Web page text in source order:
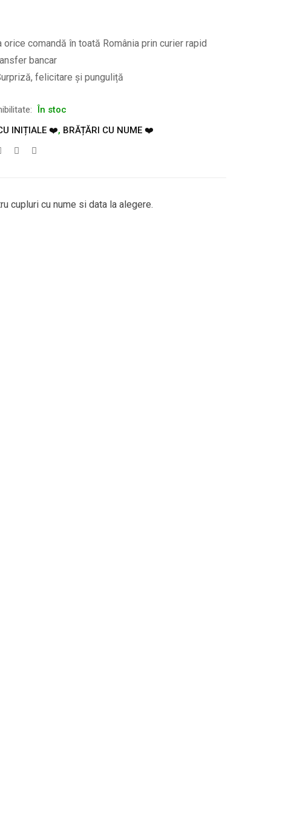
orice comandă în toată România prin curier rapid
bancar
felicitare și punguliță
În stoc
INIȚIALE ❤️, BRĂȚĂRI CU NUME ❤️
cupluri cu nume si data la alegere.